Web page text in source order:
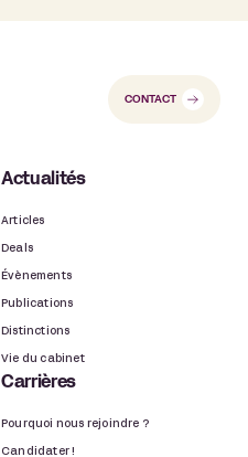
CONTACT
Actualités
Articles
Deals
Évènements
Publications
Distinctions
Vie du cabinet
Carrières
Pourquoi nous rejoindre ?
Candidater !